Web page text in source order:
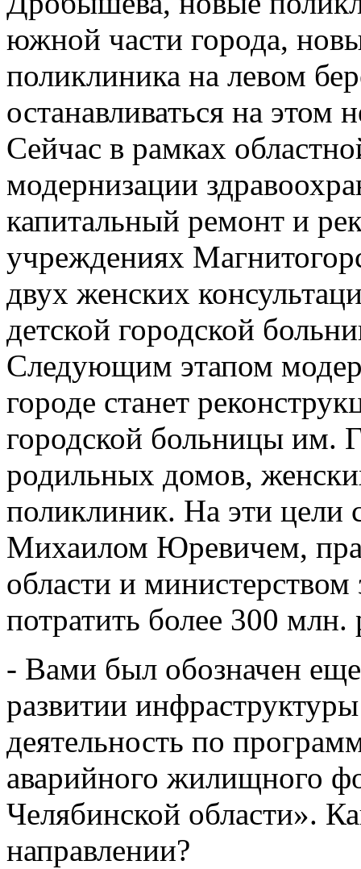
южной части города,
поликлиника на левом
останавливаться на этом
Сейчас в рамках
модернизации
капитальный ремонт и
учреждениях
двух женских
детской городской
Следующим этапом
городе станет
городской больницы им.
родильных домов,
поликлиник. На эти цели
Михаилом Юревичем,
области и министерством
потратить более 300 млн.
- Вами был обозначен
развитии
деятельность по
аварийного жилищного
Челябинской области».
направлении?